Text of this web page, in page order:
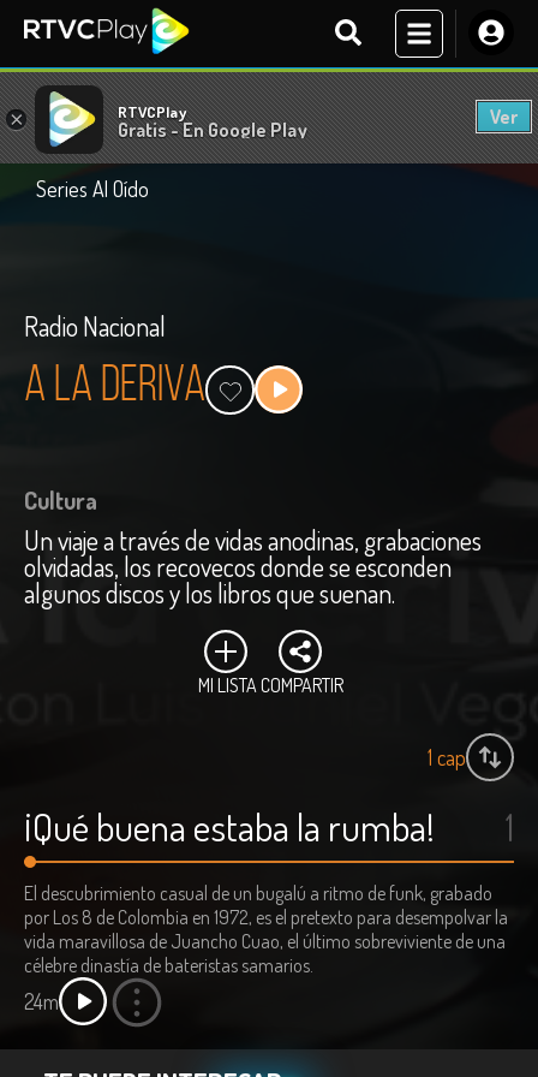
× RTVCPlay
Gratis - En Google Play
Ver
Series Al Oído
Radio Nacional
A la deriva
Cultura
Un viaje a través de vidas anodinas, grabaciones
olvidadas, los recovecos donde se esconden
algunos discos y los libros que suenan.
MI LISTACOMPARTIR
1 cap
¡Qué buena estaba la rumba! 1
El descubrimiento casual de un bugalú a ritmo de funk, grabado
por Los 8 de Colombia en 1972, es el pretexto para desempolvar la
vida maravillosa de Juancho Cuao, el último sobreviviente de una
célebre dinastía de bateristas samarios.
24m